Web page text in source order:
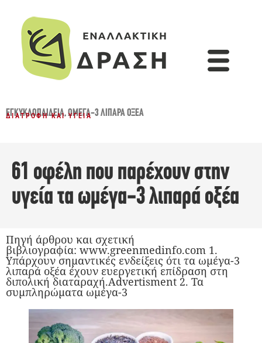
ΕΓΚΥΚΛΟΠΑΙΔΕΙΑ,ΩΜΈΓΑ-3 ΛΙΠΑΡΆ ΟΞΈΑ
ΔΙΑΤΡΟΦΉ ΚΑΙ ΥΓΕΊΑ
61 οφέλη που παρέχουν στην
υγεία τα ωμέγα-3 λιπαρά οξέα
Πηγή άρθρου και σχετική
βιβλιογραφία: www.greenmedinfo.com 1.
Υπάρχουν σημαντικές ενδείξεις ότι τα ωμέγα-3
λιπαρά οξέα έχουν ευεργετική επίδραση στη
διπολική διαταραχή.Advertisment 2. Τα
συμπληρώματα ωμέγα-3